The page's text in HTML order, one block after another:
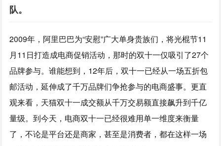
队。
2009年，阿里巴巴为“安慰”广大单身贵族们，将光棍节11
月11日打造成电商促销活动，那时的双十一仅吸引了27个
品牌参与。谁能想到，12年后，双十一已经从一场五折包
邮活动，延伸成了千万品牌们争抢参与的电商盛事。更直
观来看，天猫双十一成交额从千万交易额直接飙升到千亿
量级。到今天，电商双十一已经很难用单一维度来衡量
了，不论是平台还是商家，甚至是消费者，都在这样一场